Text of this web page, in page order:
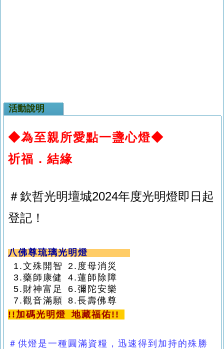
活動說明
◆為至親所愛點一盞心燈◆
祈福．結緣
＃欽哲光明壇城2024年度光明燈即日起
登記！
八佛尊琉璃光明燈
1.文殊開智 2.度母消災
3.藥師康健 4.蓮師除障
5.財神富足 6.彌陀安樂
7.觀音滿願 8.長壽佛尊
!! 加碼光明燈地藏福佑!!
＃供燈是一種圓滿資糧，迅速得到加持的殊勝